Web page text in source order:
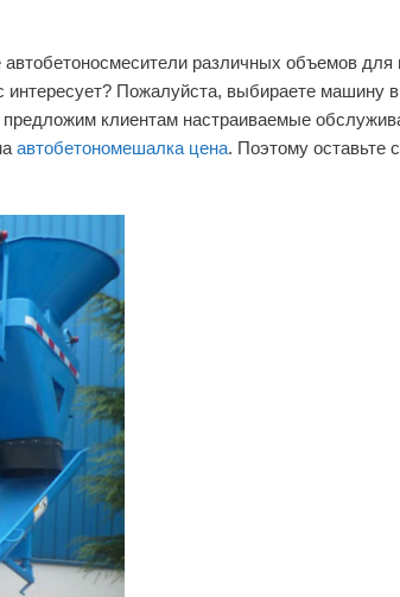
различных объемов для
Пожалуйста, выбираете машину в
клиентам настраиваемые
автобетономешалка цена. Поэтому оставьте